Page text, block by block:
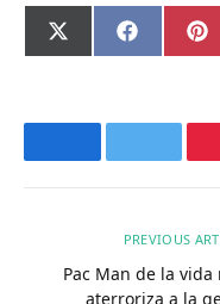
Compartir
en
X
(Twitter)
Compartir
en
Facebook
FacebookTwitter
PREVIOUS
Pac Man de la vida
aterroriza a la